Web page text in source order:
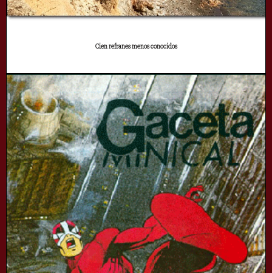
Cien refranes menos conocidos